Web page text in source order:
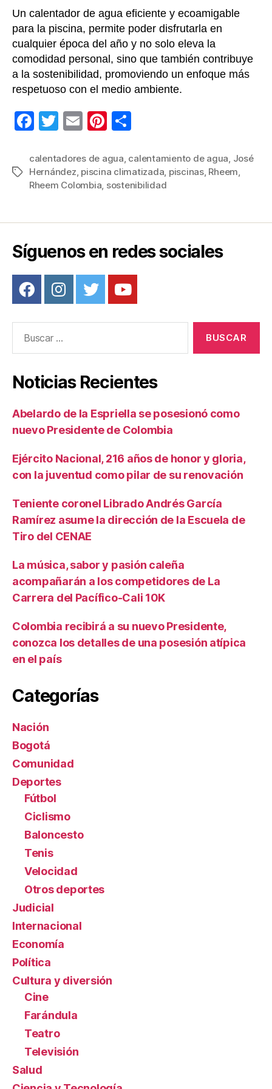
Un calentador de agua eficiente y ecoamigable
para la piscina, permite poder disfrutarla en
cualquier época del año y no solo eleva la
comodidad personal, sino que también contribuye
a la sostenibilidad, promoviendo un enfoque más
respetuoso con el medio ambiente.
F
c
e
o
k
T
tt
er
E
ail
Pi
er
e
m
p
tir
Etiquetas
calentadores de agua, calentamiento de agua, José
Hernández, piscina climatizada, piscinas, Rheem,
Rheem Colombia, sostenibilidad
Síguenos en redes sociales
Noticias Recientes
Abelardo de la Espriella se posesionó como
nuevo Presidente de Colombia
Ejército Nacional, 216 años de honor y gloria,
con la juventud como pilar de su renovación
Teniente coronel Librado Andrés García
Ramírez asume la dirección de la Escuela de
Tiro del CENAE
La música, sabor y pasión caleña
acompañarán a los competidores de La
Carrera del Pacífico-Cali 10K
Colombia recibirá a su nuevo Presidente,
conozca los detalles de una posesión atípica
en el país
Categorías
Nación
Bogotá
Comunidad
Deportes
Fútbol
Ciclismo
Baloncesto
Tenis
Velocidad
Otros deportes
Judicial
Internacional
Economía
Política
Cultura y diversión
Cine
Farándula
Teatro
Televisión
Salud